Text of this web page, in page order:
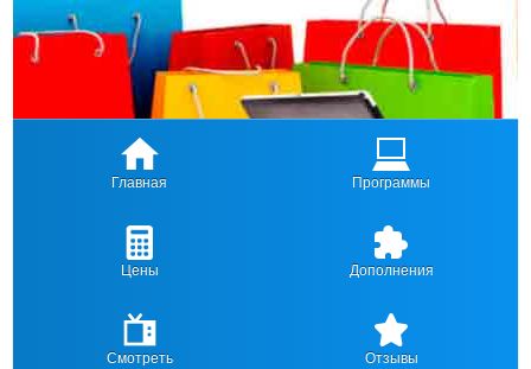
Главная Программы
Цены Дополнения
Смотреть Отзывы